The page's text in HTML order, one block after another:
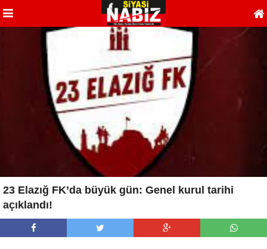
23 Elazığ FK’da büyük gün: Genel kurul tarihi
açıklandı!